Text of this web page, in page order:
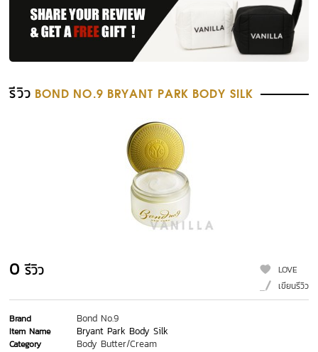
รีวิว BOND NO.9 BRYANT PARK BODY SILK
0 รีวิว
LOVE
เขียนรีวิว
Brand Bond No.9
Item Name Bryant Park Body Silk
Category Body Butter/Cream